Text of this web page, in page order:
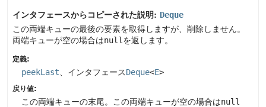
インタフェースからコピーされた説明: Deque
この両端キューの最後の要素を取得しますが、削除しません。
両端キューが空の場合はnull を返します。
定義:
peekLast 、インタフェースDeque<E>
戻り値:
この両端キューの末尾。この両端キューが空の場合はnull